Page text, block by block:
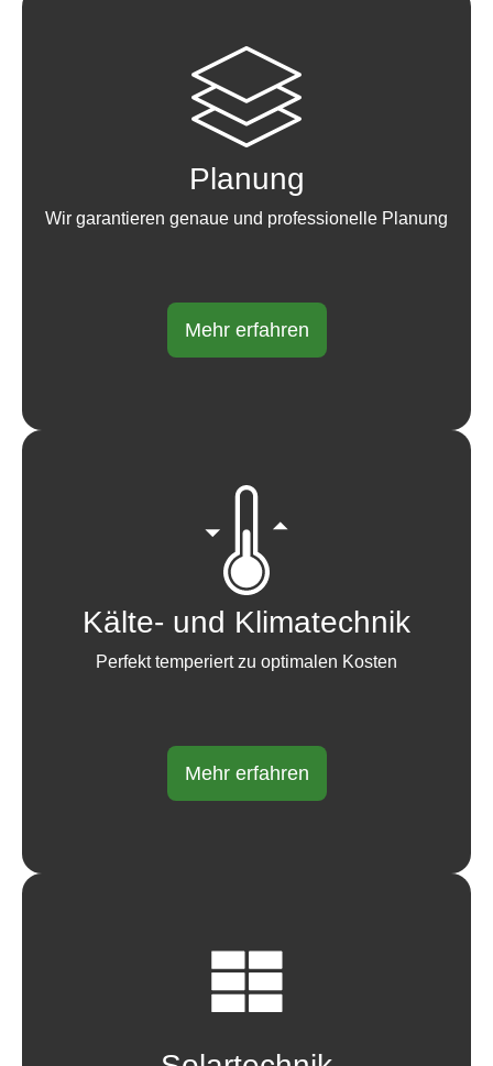
Planung
Wir garantieren genaue und professionelle Planung
Mehr erfahren
Kälte- und Klimatechnik
Perfekt temperiert zu optimalen Kosten
Mehr erfahren